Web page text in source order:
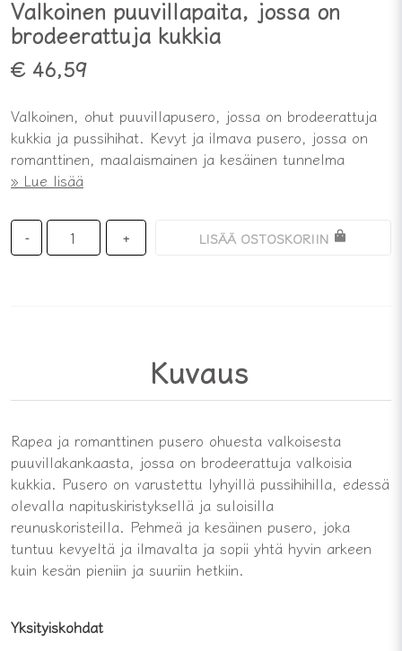
Valkoinen puuvillapaita, jossa on
brodeerattuja kukkia
€ 46,59
Valkoinen, ohut puuvillapusero, jossa on brodeerattuja
kukkia ja pussihihat. Kevyt ja ilmava pusero, jossa on
romanttinen, maalaismainen ja kesäinen tunnelma
Lue lisää
- + LISÄÄ OSTOSKORIIN
Kuvaus
Rapea ja romanttinen pusero ohuesta valkoisesta
puuvillakankaasta, jossa on brodeerattuja valkoisia
kukkia. Pusero on varustettu lyhyillä pussihihilla, edessä
olevalla napituskiristyksellä ja suloisilla
reunuskoristeilla. Pehmeä ja kesäinen pusero, joka
tuntuu kevyeltä ja ilmavalta ja sopii yhtä hyvin arkeen
kuin kesän pieniin ja suuriin hetkiin.
Yksityiskohdat